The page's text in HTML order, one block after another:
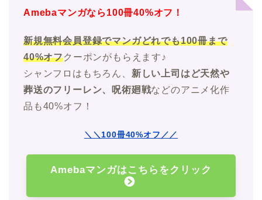
Amebaマンガなら100冊40%オフ！
新規無料会員登録でマンガどれでも100冊まで
40%オフクーポンがもらえます♪
シャンフロはもちろん、 新しい上司はど天然や
葬送のフリーレン、呪術廻戦などのアニメ化作
品も40%オフ！
＼＼100冊40%オフ／／
Amebaマンガはこちらをクリック